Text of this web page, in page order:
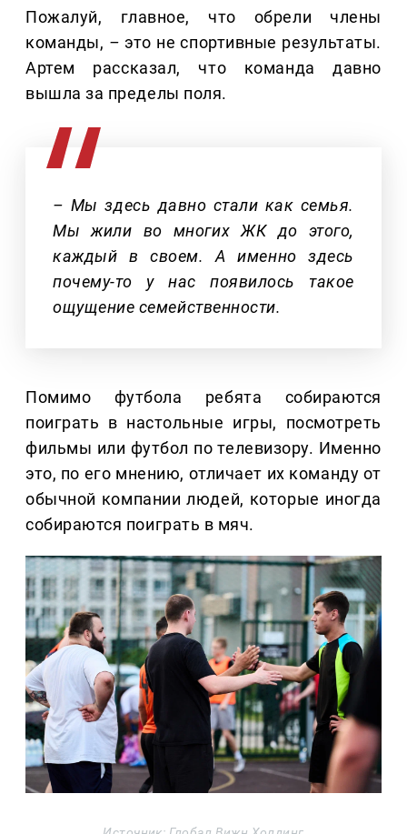
Пожалуй, главное, что обрели члены
команды, – это не спортивные результаты.
Артем рассказал, что команда давно
вышла за пределы поля.
– Мы здесь давно стали как семья.
Мы жили во многих ЖК до этого,
каждый в своем. А именно здесь
почему-то у нас появилось такое
ощущение семейственности.
Помимо футбола ребята собираются
поиграть в настольные игры, посмотреть
фильмы или футбол по телевизору. Именно
это, по его мнению, отличает их команду от
обычной компании людей, которые иногда
собираются поиграть в мяч.